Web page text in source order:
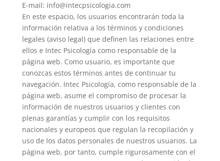
E-mail: info@intecpsicologia.com
En este espacio, los usuarios encontrarán toda la
información relativa a los términos y condiciones
legales (aviso legal) que definen las relaciones entre
ellos e Intec Psicología como responsable de la
página web. Como usuario, es importante que
conozcas estos términos antes de continuar tu
navegación. Intec Psicología, como responsable de la
página web, asume el compromiso de procesar la
información de nuestros usuarios y clientes con
plenas garantías y cumplir con los requisitos
nacionales y europeos que regulan la recopilación y
uso de los datos personales de nuestros usuarios. La
página web, por tanto, cumple rigurosamente con el